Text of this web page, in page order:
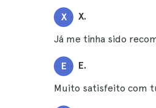
X X.
Já me tinha sido
E E.
Muito satisfeito com